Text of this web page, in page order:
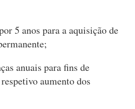
5 anos para a aquisição de
anuais para fins de
aumento dos